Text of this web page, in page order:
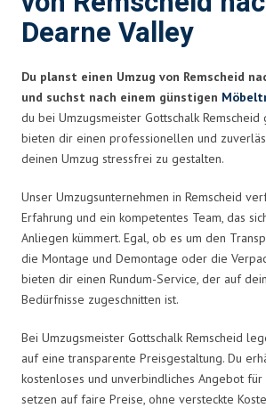
Dearne Valley
Du planst einen Umzug von Remscheid
und suchst nach einem günstigen
du bei Umzugsmeister Gottschalk Remscheid
bieten dir einen professionellen und
deinen Umzug stressfrei zu gestalten.
Unser Umzugsunternehmen in Remscheid
Erfahrung und ein kompetentes Team, das
Anliegen kümmert. Egal, ob es um den
die Montage und Demontage oder die
bieten dir einen Rundum-Service, der auf
Bedürfnisse zugeschnitten ist.
Bei Umzugsmeister Gottschalk Remscheid
auf eine transparente Preisgestaltung. Du
kostenloses und unverbindliches Angebot für
setzen auf faire Preise, ohne versteckte